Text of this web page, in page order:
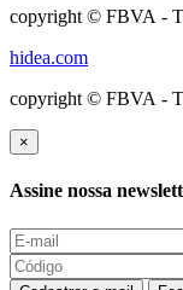
copyright © FBVA -
hidea.com
copyright © FBVA -
×
Assine nossa